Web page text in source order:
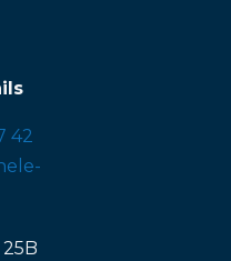
42